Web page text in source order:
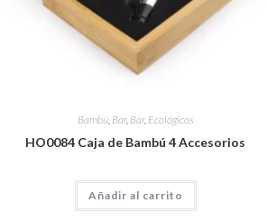
Bambú, Bar, Bar, Ecológicos
HO0084 Caja de Bambú 4 Accesorios
Añadir al carrito